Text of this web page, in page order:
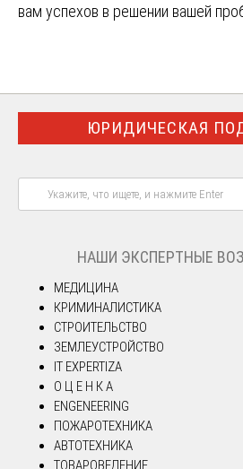
вам успехов в решении вашей
ЮРИДИЧЕСКАЯ
НАШИ ЭКСПЕРТНЫЕ
МЕДИЦИНА
КРИМИНАЛИСТИКА
СТРОИТЕЛЬСТВО
ЗЕМЛЕУСТРОЙСТВО
IT EXPERTIZA
О Ц Е Н К А
ENGENEERING
ПОЖАРОТЕХНИКА
АВТОТЕХНИКА
ТОВАРОВЕДЕНИЕ